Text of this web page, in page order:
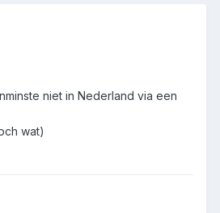
niet in Nederland via een
wat)